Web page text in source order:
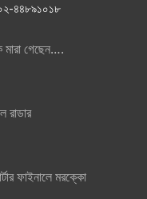
৪৪৮৯১০১৮
গেছেন….
রাডার
ফাইনালে মরক্কো